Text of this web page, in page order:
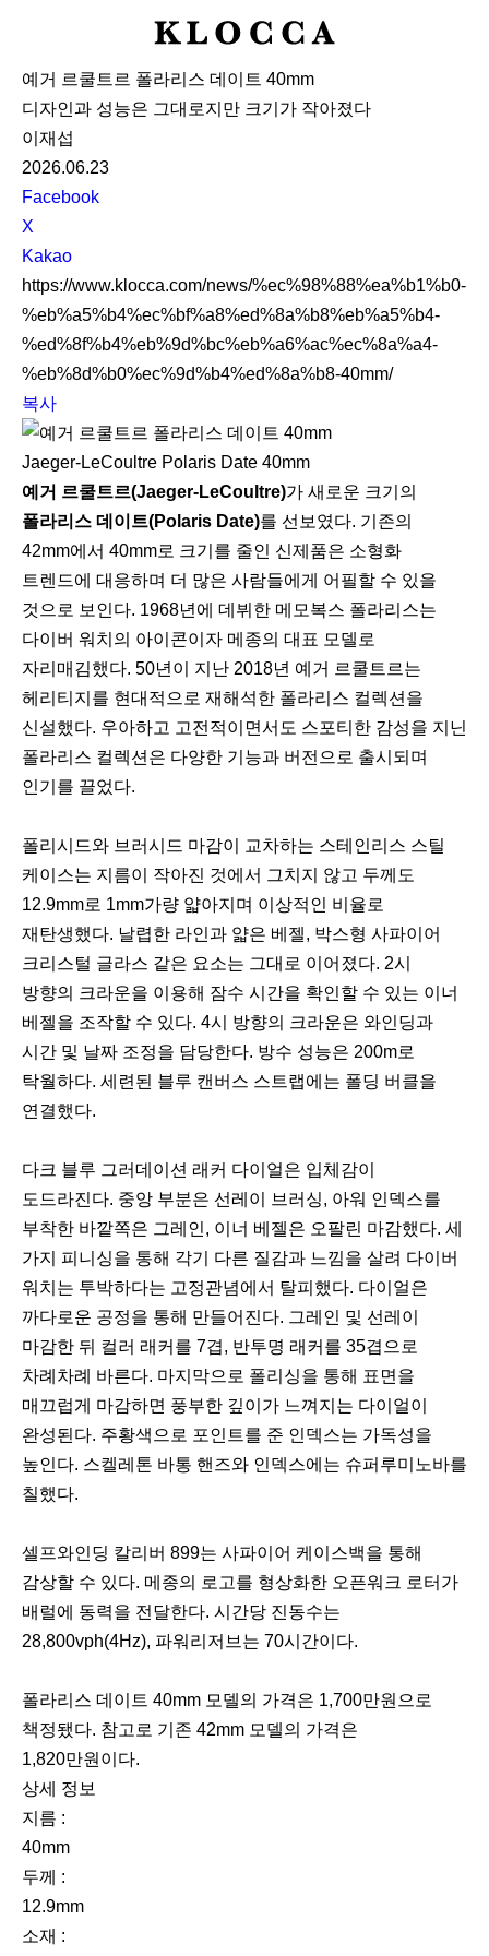
K
O
C
예거 르쿨트르 폴라리스 데이트 40mm
디자인과 성능은 그대로지만 크기가 작아졌다
이재섭
2026.06.23
S
N
S
S
h
a
r
e
Facebook
X
Kakao
https://www.klocca.com/news/%ec%98%88%ea%b1%b0-
%eb%a5%b4%ec%bf%a8%ed%8a%b8%eb%a5%b4-
%ed%8f%b4%eb%9d%bc%eb%a6%ac%ec%8a%a4-
%eb%8d%b0%ec%9d%b4%ed%8a%b8-40mm/
복사
Jaeger-LeCoultre Polaris Date 40mm
예거 르쿨트르(Jaeger-LeCoultre)가 새로운 크기의
폴라리스 데이트(Polaris Date)를 선보였다. 기존의
42mm에서 40mm로 크기를 줄인 신제품은 소형화
트렌드에 대응하며 더 많은 사람들에게 어필할 수 있을
것으로 보인다. 1968년에 데뷔한 메모복스 폴라리스는
다이버 워치의 아이콘이자 메종의 대표 모델로
자리매김했다. 50년이 지난 2018년 예거 르쿨트르는
헤리티지를 현대적으로 재해석한 폴라리스 컬렉션을
신설했다. 우아하고 고전적이면서도 스포티한 감성을 지닌
폴라리스 컬렉션은 다양한 기능과 버전으로 출시되며
인기를 끌었다.
폴리시드와 브러시드 마감이 교차하는 스테인리스 스틸
케이스는 지름이 작아진 것에서 그치지 않고 두께도
12.9mm로 1mm가량 얇아지며 이상적인 비율로
재탄생했다. 날렵한 라인과 얇은 베젤, 박스형 사파이어
크리스털 글라스 같은 요소는 그대로 이어졌다. 2시
방향의 크라운을 이용해 잠수 시간을 확인할 수 있는 이너
베젤을 조작할 수 있다. 4시 방향의 크라운은 와인딩과
시간 및 날짜 조정을 담당한다. 방수 성능은 200m로
탁월하다. 세련된 블루 캔버스 스트랩에는 폴딩 버클을
연결했다.
다크 블루 그러데이션 래커 다이얼은 입체감이
도드라진다. 중앙 부분은 선레이 브러싱, 아워 인덱스를
부착한 바깥쪽은 그레인, 이너 베젤은 오팔린 마감했다. 세
가지 피니싱을 통해 각기 다른 질감과 느낌을 살려 다이버
워치는 투박하다는 고정관념에서 탈피했다. 다이얼은
까다로운 공정을 통해 만들어진다. 그레인 및 선레이
마감한 뒤 컬러 래커를 7겹, 반투명 래커를 35겹으로
차례차례 바른다. 마지막으로 폴리싱을 통해 표면을
매끄럽게 마감하면 풍부한 깊이가 느껴지는 다이얼이
완성된다. 주황색으로 포인트를 준 인덱스는 가독성을
높인다. 스켈레톤 바통 핸즈와 인덱스에는 슈퍼루미노바를
칠했다.
셀프와인딩 칼리버 899는 사파이어 케이스백을 통해
감상할 수 있다. 메종의 로고를 형상화한 오픈워크 로터가
배럴에 동력을 전달한다. 시간당 진동수는
28,800vph(4Hz), 파워리저브는 70시간이다.
폴라리스 데이트 40mm 모델의 가격은 1,700만원으로
책정됐다. 참고로 기존 42mm 모델의 가격은
1,820만원이다.
상세 정보
지름 :
40mm
두께 :
12.9mm
소재 :